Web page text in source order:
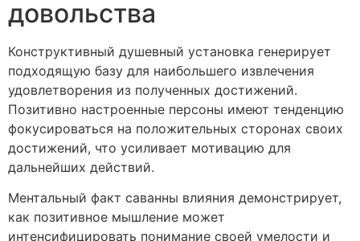
довольства
Конструктивный душевный установка генерирует
подходящую базу для наибольшего извлечения
удовлетворения из полученных достижений.
Позитивно настроенные персоны имеют тенденцию
фокусироваться на положительных сторонах своих
достижений, что усиливает мотивацию для
дальнейших действий.
Ментальный факт саванны влияния демонстрирует,
как позитивное мышление может
интенсифицировать понимание своей умелости и